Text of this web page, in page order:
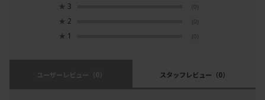
★ 3 (0)
★ 2 (0)
★ 1 (0)
ユーザーレビュー （0） スタッフレビュー （0）